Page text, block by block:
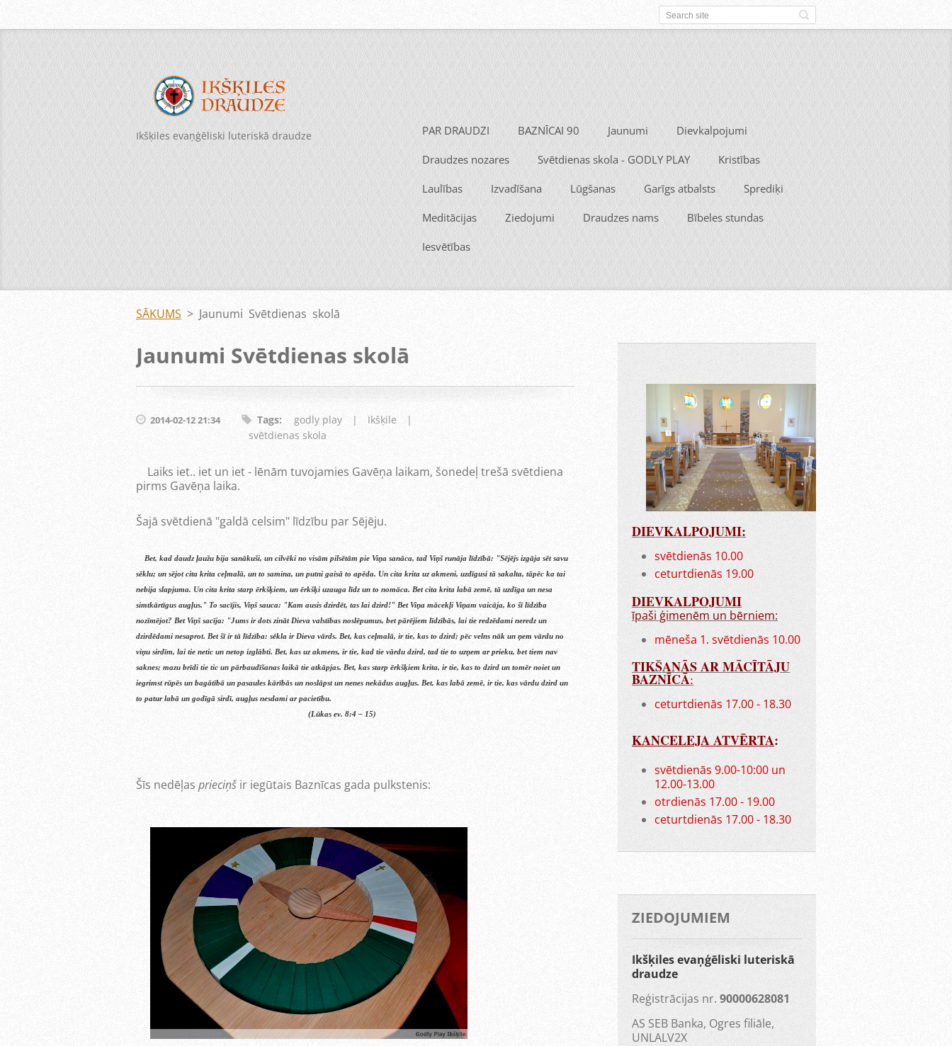
Ikšķiles evaņģēliski luteriskā draudze PAR DRAUDZI BAZNĪCAI 90 Jaunumi Dievkalpojumi
Draudzes nozares Svētdienas skola - GODLY PLAY Kristības
Laulības Izvadīšana Lūgšanas Garīgs atbalsts Sprediķi
Meditācijas Ziedojumi Draudzes nams Bībeles stundas
Iesvētības
SĀKUMS > Jaunumi Svētdienas skolā
Jaunumi Svētdienas skolā
2014-02-12 21:34 Tags: godly play | Ikšķile
|
svētdienas skola
Laiks iet.. iet un iet - lēnām tuvojamies Gavēņa laikam, šonedeļ trešā svētdiena
pirms Gavēņa laika.
Šajā svētdienā "galdā celsim" līdzību par Sējēju.
Bet, kad daudz ļaužu bija sanākuši, un cilvēki no visām pilsētām pie Viņa sanāca, tad Viņš runāja līdzībā: "Sējējs izgāja sēt savu
sēklu; un sējot cita krita ceļmalā, un to samina, un putni gaisā to apēda. Un cita krita uz akmeni, uzdīgusi tā sakalta, tāpēc ka tai
nebija slapjuma. Un cita krita starp ērkšķiem, un ērkšķi uzauga līdz un to nomāca. Bet cita krita labā zemē, tā uzdīga un nesa
simtkārtīgus augļus." To sacījis, Viņš sauca: "Kam ausis dzirdēt, tas lai dzird!" Bet Viņa mācekļi Viņam vaicāja, ko šī līdzība
nozīmējot? Bet Viņš sacīja: "Jums ir dots zināt Dieva valstības noslēpumus, bet pārējiem līdzībās, lai tie redzēdami neredz un
dzirdēdami nesaprot. Bet šī ir tā līdzība: sēkla ir Dieva vārds. Bet, kas ceļmalā, ir tie, kas to dzird; pēc velns nāk un ņem vārdu no
viņu sirdīm, lai tie netic un netop izglābti. Bet, kas uz akmens, ir tie, kad tie vārdu dzird, tad tie to uzņem ar prieku, bet tiem nav
saknes; mazu brīdi tie tic un pārbaudīšanas laikā tie atkāpjas. Bet, kas starp ērkšķiem krita, ir tie, kas to dzird un tomēr noiet un
iegrimst rūpēs un bagātībā un pasaules kārībās un noslāpst un nenes nekādus augļus. Bet, kas labā zemē, ir tie, kas vārdu dzird un
to patur labā un godīgā sirdī, augļus nesdami ar pacietību.
(Lūkas ev. 8:4 – 15)
Šīs nedēļas prieciņš ir iegūtais Baznīcas gada pulkstenis:
DIEVKALPOJUMI:
svētdienās 10.00
ceturtdienās 19.00
DIEVKALPOJUMI
īpaši ģimenēm un bērniem:
mēneša 1. svētdienās 10.00
TIKŠANĀS AR MĀCĪTĀJU
BAZNĪCĀ:
ceturtdienās 17.00 - 18.30
KANCELEJA ATVĒRTA:
svētdienās 9.00-10:00 un
12.00-13.00
otrdienās 17.00 - 19.00
ceturtdienās 17.00 - 18.30
ZIEDOJUMIEM
Ikšķiles evaņģēliski luteriskā
draudze
Reģistrācijas nr.90000628081
AS SEB Banka, Ogres filiāle,
UNLALV2X